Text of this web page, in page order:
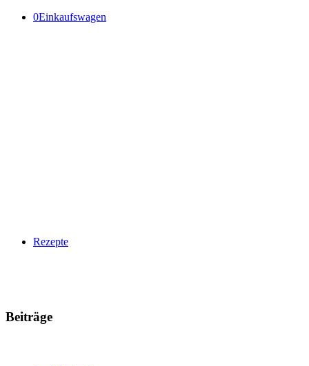
0Einkaufswagen
Rezepte
Beiträge